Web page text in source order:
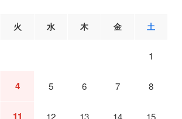
火 水 木 金 土
1
4 5 6 7 8
11 12 13 14 15